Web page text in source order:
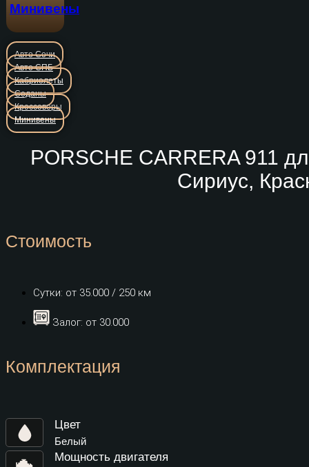
Минивены
Авто Сочи
Авто СПБ
Кабриолеты
Седаны
Кроссоверы
Минивены
PORSCHE CARRERA 911
Сириус,
Стоимость
Сутки: от 35.000 / 250 км
Залог: от 30.000
Комплектация
Цвет
Белый
Мощность двигателя